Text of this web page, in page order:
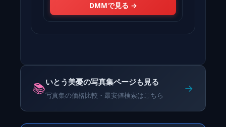
DMMで見る →
📚いとう美憂の写真集ページも見る
写真集の価格比較・最安値検索はこちら
→